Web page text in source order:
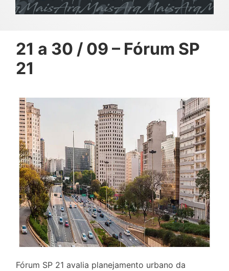
21 a 30 / 09 – Fórum SP
21
Fórum SP 21 avalia planejamento urbano da